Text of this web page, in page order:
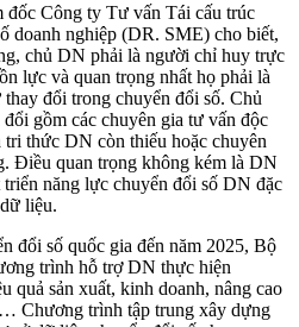
Công ty Tư vấn Tái cấu trúc
doanh nghiệp (DR. SME) cho biết,
chủ DN phải là người chỉ huy trực
lực và quan trọng nhất họ phải là
đổi trong chuyển đổi số. Chủ
gồm các chuyên gia tư vấn độc
thức DN còn thiếu hoặc chuyên
Điều quan trọng không kém là DN
triển năng lực chuyển đổi số DN đặc
liệu.
đổi số quốc gia đến năm 2025, Bộ
trình hỗ trợ DN thực hiện
quả sản xuất, kinh doanh, nâng cao
Chương trình tập trung xây dựng